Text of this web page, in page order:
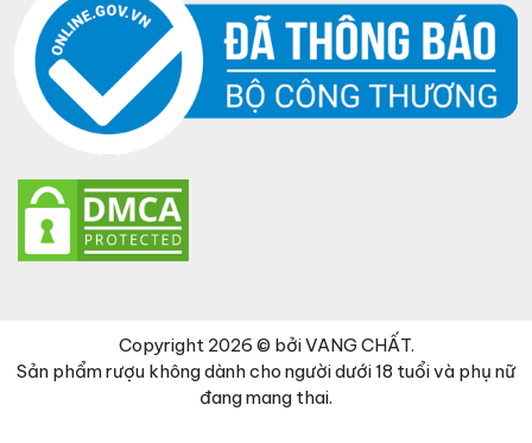
Copyright 2026 © bởi VANG CHẤT.
Sản phẩm rượu không dành cho người dưới 18 tuổi và phụ nữ
đang mang thai.